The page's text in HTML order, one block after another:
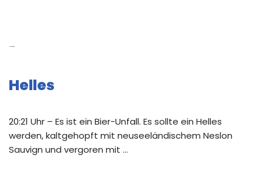
Helles
20:21 Uhr – Es ist ein Bier-Unfall. Es sollte ein Helles
werden, kaltgehopft mit neuseeländischem Neslon
Sauvign und vergoren mit …